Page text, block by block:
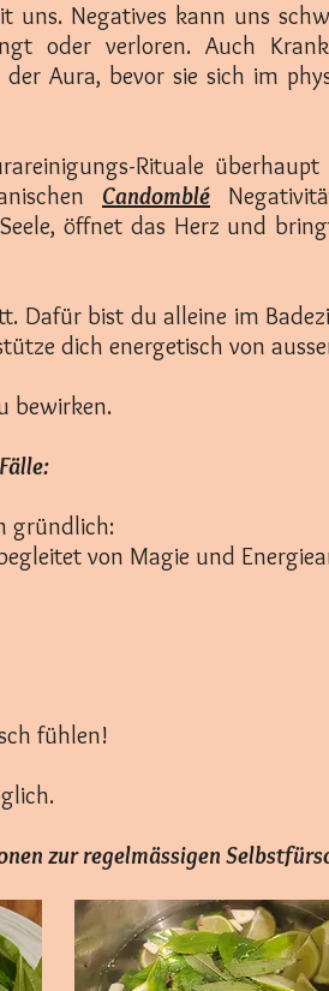
uns. Negatives kann uns
oder verloren. Auch
Aura, bevor sie sich im
Rituale
Candomblé
öffnet das Herz und
Dafür bist du alleine im
dich energetisch von
bewirken.
gründlich:
von Magie und
fühlen!
zur regelmässigen